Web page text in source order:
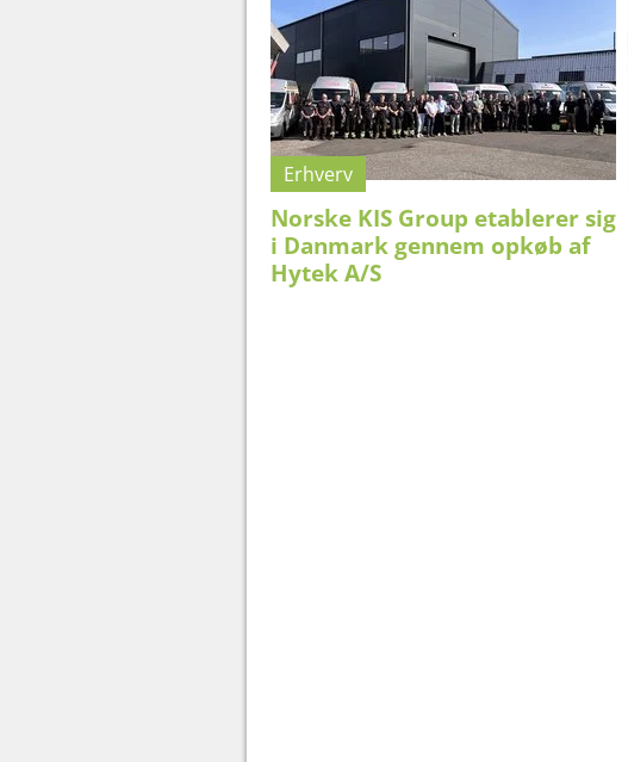
Erhverv
Norske KIS Group etablerer sig
i Danmark gennem opkøb af
Hytek A/S